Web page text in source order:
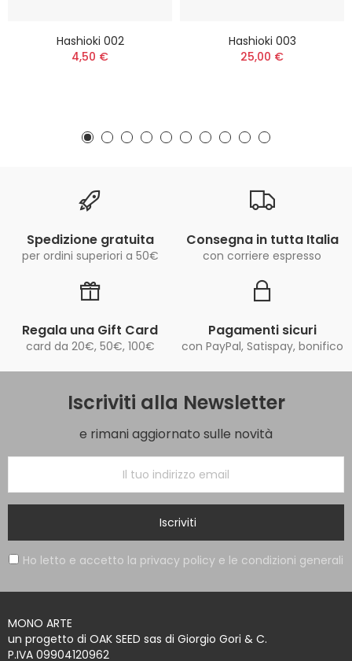
Hashioki 002
4,50 €
Hashioki 003
25,00 €
Spedizione gratuita
per ordini superiori a 50€
Consegna in tutta Italia
con corriere espresso
Regala una Gift Card
card da 20€, 50€, 100€
Pagamenti sicuri
con PayPal, Satispay, bonifico
Iscriviti alla Newsletter
e rimani aggiornato sulle novità
Iscriviti
Ho letto e accetto la privacy policy e le condizioni generali
MONO ARTE
un progetto di OAK SEED sas di Giorgio Gori & C.
P.IVA 09904120962